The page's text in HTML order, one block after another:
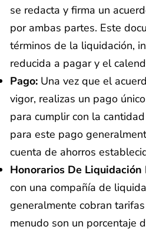
se redacta y firma un
por ambas partes. Este
términos de la liquidación,
reducida a pagar y el
Pago: Una vez que el
vigor, realizas un pago
para cumplir con la
para este pago
cuenta de ahorros
Honorarios De Liquidación
con una compañía de
generalmente cobran
menudo son un porcentaje